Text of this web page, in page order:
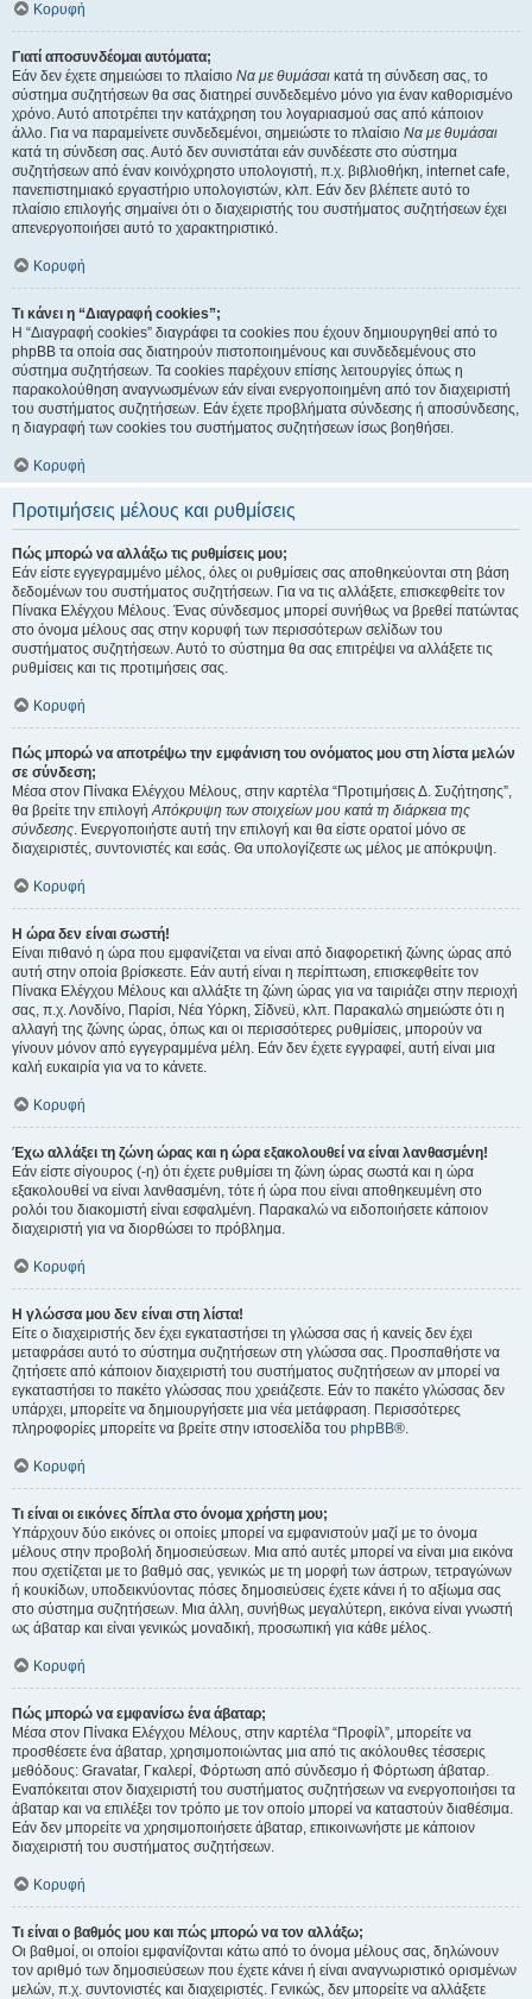
Κορυφή
Γιατί αποσυνδέομαι αυτόματα;
Εάν δεν έχετε σημειώσει το πλαίσιο Να με θυμάσαι κατά τη σύνδεση σας, το
σύστημα συζητήσεων θα σας διατηρεί συνδεδεμένο μόνο για έναν καθορισμένο
χρόνο. Αυτό αποτρέπει την κατάχρηση του λογαριασμού σας από κάποιον
άλλο. Για να παραμείνετε συνδεδεμένοι, σημειώστε το πλαίσιο Να με θυμάσαι
κατά τη σύνδεση σας. Αυτό δεν συνιστάται εάν συνδέεστε στο σύστημα
συζητήσεων από έναν κοινόχρηστο υπολογιστή, π.χ. βιβλιοθήκη, internet cafe,
πανεπιστημιακό εργαστήριο υπολογιστών, κλπ. Εάν δεν βλέπετε αυτό το
πλαίσιο επιλογής σημαίνει ότι ο διαχειριστής του συστήματος συζητήσεων έχει
απενεργοποιήσει αυτό το χαρακτηριστικό.
Κορυφή
Τι κάνει η “Διαγραφή cookies”;
Η “Διαγραφή cookies” διαγράφει τα cookies που έχουν δημιουργηθεί από το
phpBB τα οποία σας διατηρούν πιστοποιημένους και συνδεδεμένους στο
σύστημα συζητήσεων. Τα cookies παρέχουν επίσης λειτουργίες όπως η
παρακολούθηση αναγνωσμένων εάν είναι ενεργοποιημένη από τον διαχειριστή
του συστήματος συζητήσεων. Εάν έχετε προβλήματα σύνδεσης ή αποσύνδεσης,
η διαγραφή των cookies του συστήματος συζητήσεων ίσως βοηθήσει.
Κορυφή
Προτιμήσεις μέλους και ρυθμίσεις
Πώς μπορώ να αλλάξω τις ρυθμίσεις μου;
Εάν είστε εγγεγραμμένο μέλος, όλες οι ρυθμίσεις σας αποθηκεύονται στη βάση
δεδομένων του συστήματος συζητήσεων. Για να τις αλλάξετε, επισκεφθείτε τον
Πίνακα Ελέγχου Μέλους. Ένας σύνδεσμος μπορεί συνήθως να βρεθεί πατώντας
στο όνομα μέλους σας στην κορυφή των περισσότερων σελίδων του
συστήματος συζητήσεων. Αυτό το σύστημα θα σας επιτρέψει να αλλάξετε τις
ρυθμίσεις και τις προτιμήσεις σας.
Κορυφή
Πώς μπορώ να αποτρέψω την εμφάνιση του ονόματος μου στη λίστα μελών
σε σύνδεση;
Μέσα στον Πίνακα Ελέγχου Μέλους, στην καρτέλα “Προτιμήσεις Δ. Συζήτησης”,
θα βρείτε την επιλογήΑπόκρυψη των στοιχείων μου κατά τη διάρκεια της
σύνδεσης. Ενεργοποιήστε αυτή την επιλογή και θα είστε ορατοί μόνο σε
διαχειριστές, συντονιστές και εσάς. Θα υπολογίζεστε ως μέλος με απόκρυψη.
Κορυφή
Η ώρα δεν είναι σωστή!
Είναι πιθανό η ώρα που εμφανίζεται να είναι από διαφορετική ζώνης ώρας από
αυτή στην οποία βρίσκεστε. Εάν αυτή είναι η περίπτωση, επισκεφθείτε τον
Πίνακα Ελέγχου Μέλους και αλλάξτε τη ζώνη ώρας για να ταιριάζει στην περιοχή
σας, π.χ. Λονδίνο, Παρίσι, Νέα Υόρκη, Σίδνεϋ, κλπ. Παρακαλώ σημειώστε ότι η
αλλαγή της ζώνης ώρας, όπως και οι περισσότερες ρυθμίσεις, μπορούν να
γίνουν μόνον από εγγεγραμμένα μέλη. Εάν δεν έχετε εγγραφεί, αυτή είναι μια
καλή ευκαιρία για να το κάνετε.
Κορυφή
Έχω αλλάξει τη ζώνη ώρας και η ώρα εξακολουθεί να είναι λανθασμένη!
Εάν είστε σίγουρος (-η) ότι έχετε ρυθμίσει τη ζώνη ώρας σωστά και η ώρα
εξακολουθεί να είναι λανθασμένη, τότε ή ώρα που είναι αποθηκευμένη στο
ρολόι του διακομιστή είναι εσφαλμένη. Παρακαλώ να ειδοποιήσετε κάποιον
διαχειριστή για να διορθώσει το πρόβλημα.
Κορυφή
Η γλώσσα μου δεν είναι στη λίστα!
Είτε ο διαχειριστής δεν έχει εγκαταστήσει τη γλώσσα σας ή κανείς δεν έχει
μεταφράσει αυτό το σύστημα συζητήσεων στη γλώσσα σας. Προσπαθήστε να
ζητήσετε από κάποιον διαχειριστή του συστήματος συζητήσεων αν μπορεί να
εγκαταστήσει το πακέτο γλώσσας που χρειάζεστε. Εάν το πακέτο γλώσσας δεν
υπάρχει, μπορείτε να δημιουργήσετε μια νέα μετάφραση. Περισσότερες
πληροφορίες μπορείτε να βρείτε στην ιστοσελίδα του phpBB®.
Κορυφή
Τι είναι οι εικόνες δίπλα στο όνομα χρήστη μου;
Υπάρχουν δύο εικόνες οι οποίες μπορεί να εμφανιστούν μαζί με το όνομα
μέλους στην προβολή δημοσιεύσεων. Μια από αυτές μπορεί να είναι μια εικόνα
που σχετίζεται με το βαθμό σας, γενικώς με τη μορφή των άστρων, τετραγώνων
ή κουκίδων, υποδεικνύοντας πόσες δημοσιεύσεις έχετε κάνει ή το αξίωμα σας
στο σύστημα συζητήσεων. Μια άλλη, συνήθως μεγαλύτερη, εικόνα είναι γνωστή
ως άβαταρ και είναι γενικώς μοναδική, προσωπική για κάθε μέλος.
Κορυφή
Πώς μπορώ να εμφανίσω ένα άβαταρ;
Μέσα στον Πίνακα Ελέγχου Μέλους, στην καρτέλα “Προφίλ”, μπορείτε να
προσθέσετε ένα άβαταρ, χρησιμοποιώντας μια από τις ακόλουθες τέσσερις
μεθόδους: Gravatar, Γκαλερί, Φόρτωση από σύνδεσμο ή Φόρτωση άβαταρ.
Εναπόκειται στον διαχειριστή του συστήματος συζητήσεων να ενεργοποιήσει τα
άβαταρ και να επιλέξει τον τρόπο με τον οποίο μπορεί να καταστούν διαθέσιμα.
Εάν δεν μπορείτε να χρησιμοποιήσετε άβαταρ, επικοινωνήστε με κάποιον
διαχειριστή του συστήματος συζητήσεων.
Κορυφή
Τι είναι ο βαθμός μου και πώς μπορώ να τον αλλάξω;
Οι βαθμοί, οι οποίοι εμφανίζονται κάτω από το όνομα μέλους σας, δηλώνουν
τον αριθμό των δημοσιεύσεων που έχετε κάνει ή είναι αναγνωριστικό ορισμένων
μελών, π.χ. συντονιστές και διαχειριστές. Γενικώς, δεν μπορείτε να αλλάξετε